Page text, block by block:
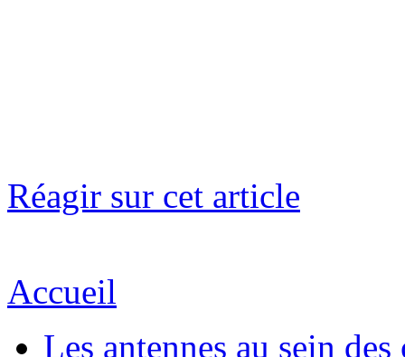
Réagir sur cet article
Accueil
Les antennes au sein des